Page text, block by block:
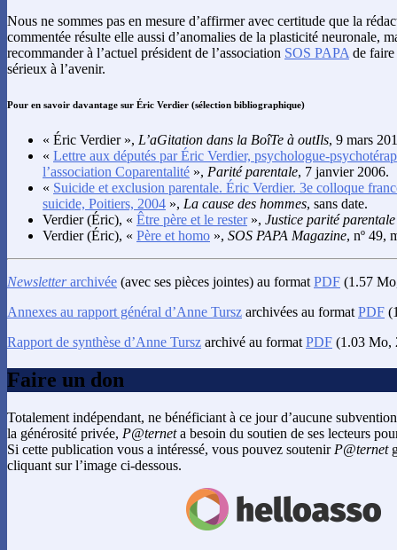
Nous ne sommes pas en mesure d’affirmer avec certitude que la
commentée résulte elle aussi d’anomalies de la plasticité neuronale,
recommander à l’actuel président de l’association SOS PAPA de faire
sérieux à l’avenir.
Pour en savoir davantage sur Éric Verdier (sélection bibliographique)
« Éric Verdier », L’aGitation dans la BoîTe à outIls, 9 mars
« Lettre aux députés par Éric Verdier, psychologue-
l’association Coparentalité », Parité parentale, 7 janvier 2006.
« Suicide et exclusion parentale. Éric Verdier. 3e colloque
suicide, Poitiers, 2004 », La cause des hommes, sans date.
Verdier(Éric), « Être père et le rester», Justice parité
Verdier(Éric), « Père et homo », SOS PAPA Magazine, nº 49,
Newsletterarchivée (avec ses pièces jointes) au format PDF (1.57
Annexes au rapport général d’Anne Tursz archivées au format PDF
Rapport de synthèse d’Anne Tursz archivé au format PDF (1.03 Mo,
Faire un don
Totalement indépendant, ne bénéficiant à ce jour d’aucune
la générosité privée, P@terneta besoin du soutien de ses lecteurs
Si cette publication vous a intéressé, vous pouvez soutenir P@ternet
cliquant sur l’image ci-dessous.